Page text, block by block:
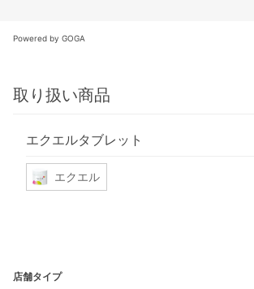
Powered by GOGA
取り扱い商品
エクエルタブレット
エクエル
店舗タイプ